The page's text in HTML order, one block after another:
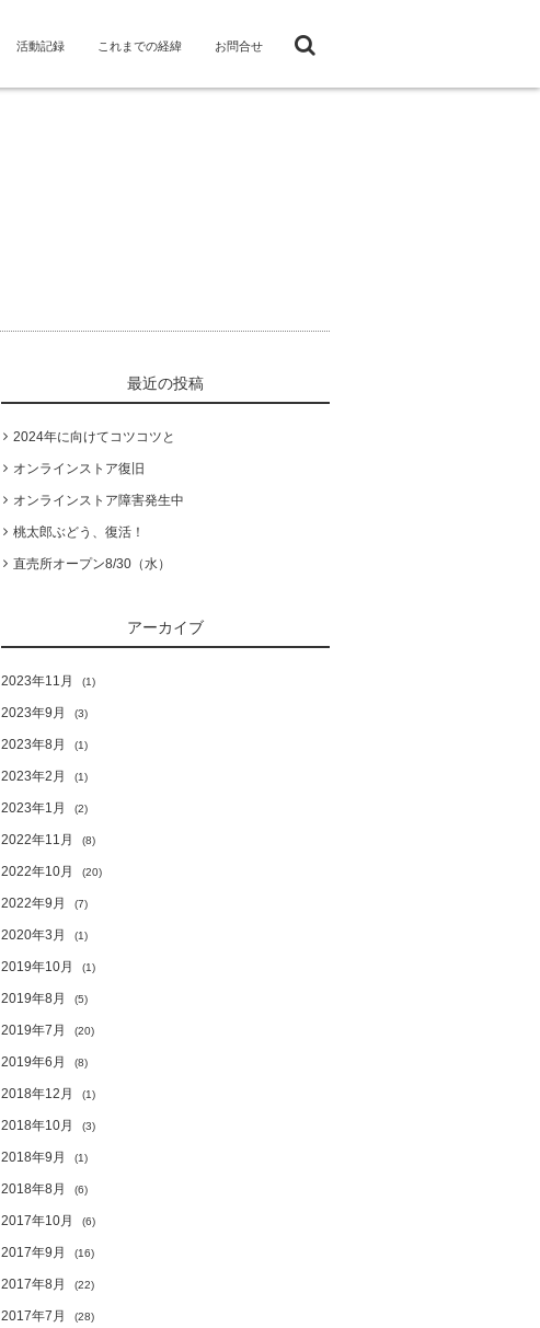
活動記録 これまでの経緯 お問合せ
最近の投稿
2024年に向けてコツコツと
オンラインストア復旧
オンラインストア障害発生中
桃太郎ぶどう、復活！
直売所オープン8/30（水）
アーカイブ
2023年11月 (1)
2023年9月 (3)
2023年8月 (1)
2023年2月 (1)
2023年1月 (2)
2022年11月 (8)
2022年10月 (20)
2022年9月 (7)
2020年3月 (1)
2019年10月 (1)
2019年8月 (5)
2019年7月 (20)
2019年6月 (8)
2018年12月 (1)
2018年10月 (3)
2018年9月 (1)
2018年8月 (6)
2017年10月 (6)
2017年9月 (16)
2017年8月 (22)
2017年7月 (28)